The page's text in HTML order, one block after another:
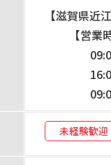
【滋賀県近
【営業
未経験歓迎